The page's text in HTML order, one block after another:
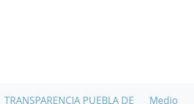
TRANSPARENCIA PUEBLA DE
Medio